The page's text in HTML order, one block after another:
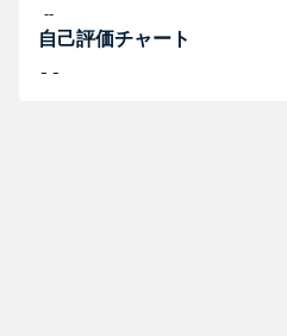
--
自己評価チャート
--